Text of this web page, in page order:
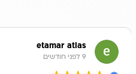
etamar atlas
9 לפני חודשים